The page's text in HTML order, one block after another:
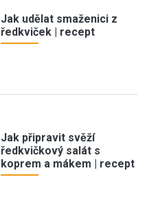
Jak udělat smaženici z
ředkviček | recept
Jak připravit svěží
ředkvičkový salát s
koprem a mákem | recept